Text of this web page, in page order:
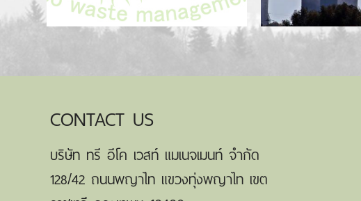
CONTACT US
บริษัท ทรี อีโค เวสท์ แมเนจเมนท์ จำกัด
128/42 ถนนพญาไท แขวงทุ่งพญาไท เขต